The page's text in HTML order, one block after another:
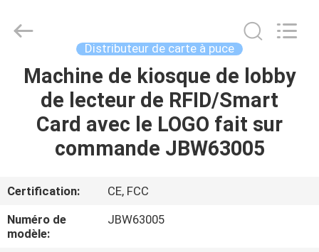
MAISON
PRODUITS
SUJET
DE
NOUS
Reader
Online
Reserved.
Distributeur de carte à puce
Machine de kiosque de lobby
de lecteur de RFID/Smart
Card avec le LOGO fait sur
commande JBW63005
Certification:
CE, FCC
Numéro de
modèle:
JBW63005